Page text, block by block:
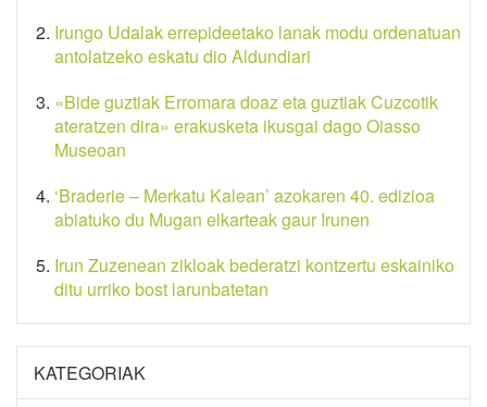
Irungo Udalak errepideetako lanak modu ordenatuan
antolatzeko eskatu dio Aldundiari
«Bide guztiak Erromara doaz eta guztiak Cuzcotik
ateratzen dira» erakusketa ikusgai dago Oiasso
Museoan
‘Braderie – Merkatu Kalean’ azokaren 40. edizioa
abiatuko du Mugan elkarteak gaur Irunen
Irun Zuzenean zikloak bederatzi kontzertu eskainiko
ditu urriko bost larunbatetan
KATEGORIAK